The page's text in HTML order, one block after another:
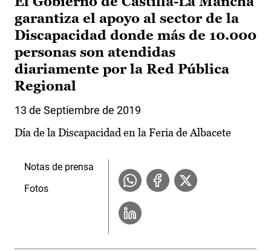
garantiza el apoyo al sector de la
Discapacidad donde más de 10.000
personas son atendidas
diariamente por la Red Pública
Regional
13 de Septiembre de 2019
Día de la Discapacidad en la Feria de Albacete
Notas de prensa
Fotos